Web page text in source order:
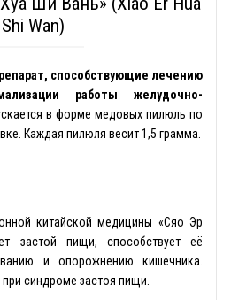
Shi Wan)
способствующие лечению
работы желудочно-
в форме медовых пилюль по
Каждая пилюля весит 1,5 грамма.
китайской медицины «Сяо Эр
застой пищи, способствует её
и опорожнению кишечника.
синдроме застоя пищи.